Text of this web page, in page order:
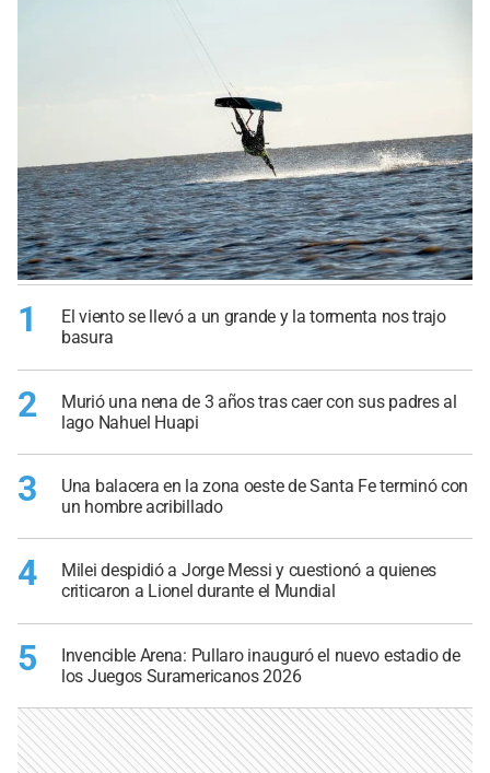
1
El viento se llevó a un grande y la tormenta nos trajo
basura
2
Murió una nena de 3 años tras caer con sus padres al
lago Nahuel Huapi
3
Una balacera en la zona oeste de Santa Fe terminó con
un hombre acribillado
4
Milei despidió a Jorge Messi y cuestionó a quienes
criticaron a Lionel durante el Mundial
5
Invencible Arena: Pullaro inauguró el nuevo estadio de
los Juegos Suramericanos 2026